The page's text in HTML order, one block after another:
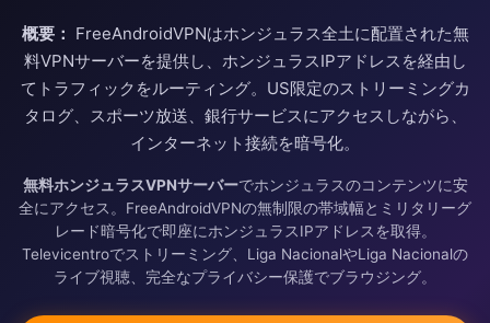
概要： FreeAndroidVPNはホンジュラス全土に配置された無
料VPNサーバーを提供し、ホンジュラスIPアドレスを経由し
てトラフィックをルーティング。US限定のストリーミングカ
タログ、スポーツ放送、銀行サービスにアクセスしながら、
インターネット接続を暗号化。
無料ホンジュラスVPNサーバーでホンジュラスのコンテンツに安
全にアクセス。FreeAndroidVPNの無制限の帯域幅とミリタリーグ
レード暗号化で即座にホンジュラスIPアドレスを取得。
Televicentroでストリーミング、Liga NacionalやLiga Nacionalの
ライブ視聴、完全なプライバシー保護でブラウジング。